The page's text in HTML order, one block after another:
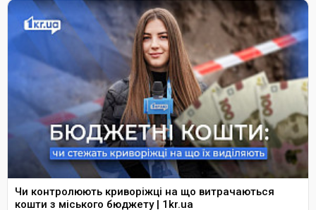
Чи контролюють криворіжці на що витрачаються
кошти з міського бюджету | 1kr.ua